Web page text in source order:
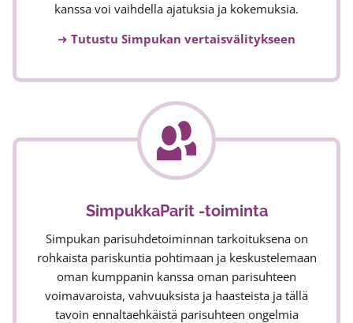
kanssa voi vaihdella ajatuksia ja kokemuksia.
➜ Tutustu Simpukan vertaisvälitykseen
SimpukkaParit -toiminta
Simpukan parisuhdetoiminnan tarkoituksena on
rohkaista pariskuntia pohtimaan ja keskustelemaan
oman kumppanin kanssa oman parisuhteen
voimavaroista, vahvuuksista ja haasteista ja tällä
tavoin ennaltaehkäistä parisuhteen ongelmia